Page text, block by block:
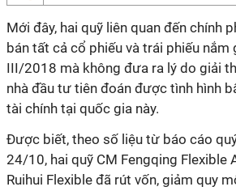
Mới đây, hai quỹ liên quan đến chính
bán tất cả cổ phiếu và trái phiếu
III/2018 mà không đưa ra lý do giải
nhà đầu tư tiên đoán được tình hình
tài chính tại quốc gia này.
Được biết, theo số liệu từ báo cáo
24/10, hai quỹ CM Fengqing Flexible
Ruihui Flexible đã rút vốn, giảm quy